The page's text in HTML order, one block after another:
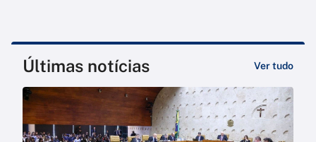
Últimas notícias Ver tudo